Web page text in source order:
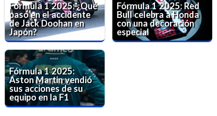
Fórmula 1 2025: ¿Qué
pasó en el accidente
de Jack Doohan en
Japón?
Fórmula 1 2025: Red
Bull celebra a Honda
con una decoración
especial
Fórmula 1 2025:
Aston Martin vendió
sus acciones de su
equipo en la F1